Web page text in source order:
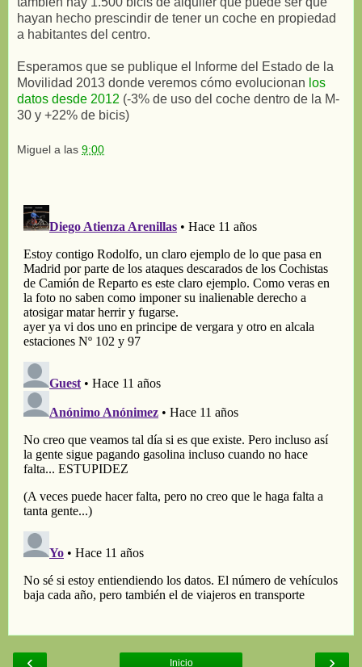
hayan hecho prescindir de tener un coche en propiedad
a habitantes del centro.
Esperamos que se publique el Informe del Estado de la
Movilidad 2013 donde veremos cómo evolucionan los
datos desde 2012 (-3% de uso del coche dentro de la M-
30 y +22% de bicis)
Miguel a las 9:00
‹ ›
Inicio